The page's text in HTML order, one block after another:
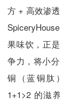
方 + 高效渗
果味饮，正
争力，将小
铜（蓝铜肽
1+1>2 的滋